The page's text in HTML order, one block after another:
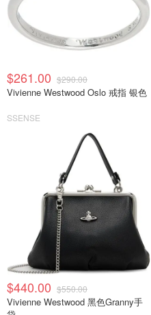
$261.00 $290.00
Vivienne Westwood Oslo 戒指 银色
SSENSE
$440.00 $550.00
Vivienne Westwood 黑色Granny手